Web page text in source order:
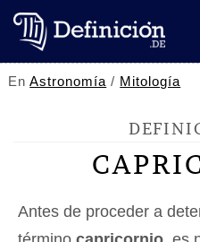
EnAstronomía / Mitología
Antes de proceder a